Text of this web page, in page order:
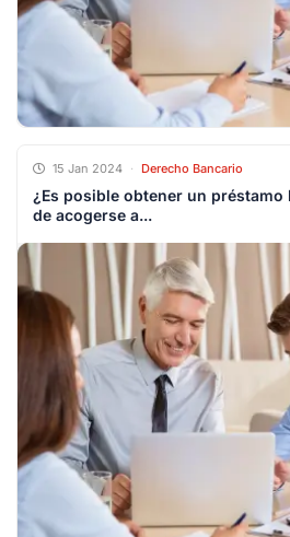
15 Jan 2024 · Derecho Bancario
¿Es posible obtener un
de acogerse a...